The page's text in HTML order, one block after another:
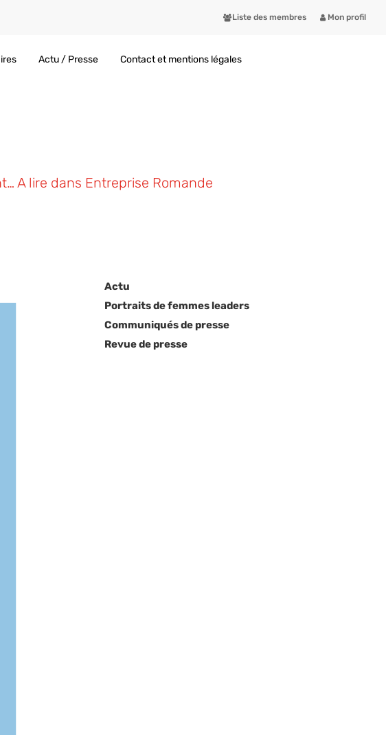
Liste des membres Mon profil
Actu / Presse Contact et mentions légales
A lire dans Entreprise Romande
Actu
Portraits de femmes leaders
Communiqués de presse
Revue de presse